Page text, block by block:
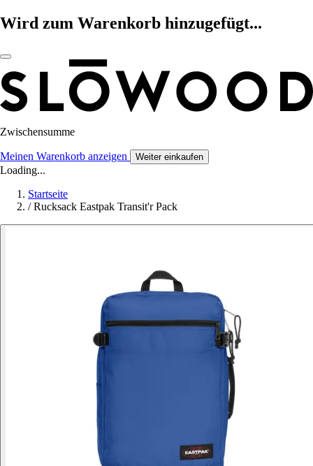
Wird zum Warenkorb hinzugefügt...
Zwischensumme
Meinen Warenkorb anzeigen Weiter einkaufen
Loading...
Startseite
/ Rucksack Eastpak Transit'r Pack